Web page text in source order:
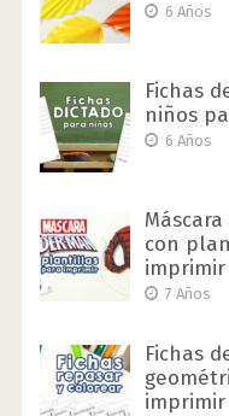
6 Años
Fichas
niños
6 Años
con
imprimir
7 Años
Fichas